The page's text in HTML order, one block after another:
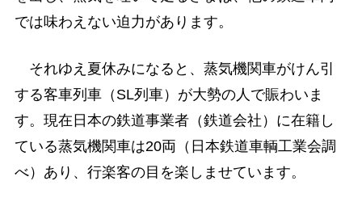
では味わえない迫力があります。
それゆえ夏休みになると、蒸気機関車がけん引
する客車列車（SL列車）が大勢の人で賑わいま
す。現在日本の鉄道事業者（鉄道会社）に在籍し
ている蒸気機関車は20両（日本鉄道車輌工業会調
べ）あり、行楽客の目を楽しませています。